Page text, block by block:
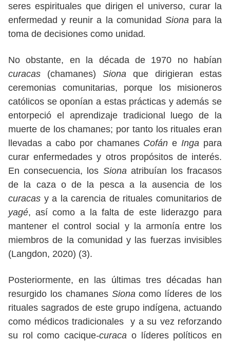
seres espirituales que dirigen el universo, curar la
enfermedad y reunir a la comunidad Siona para la
toma de decisiones como unidad.
No obstante, en la década de 1970 no habían
curacas (chamanes) Siona que dirigieran estas
ceremonias comunitarias, porque los misioneros
católicos se oponían a estas prácticas y además se
entorpeció el aprendizaje tradicional luego de la
muerte de los chamanes; por tanto los rituales eran
llevadas a cabo por chamanes Cofán e Inga para
curar enfermedades y otros propósitos de interés.
En consecuencia, los Siona atribuían los fracasos
de la caza o de la pesca a la ausencia de los
curacas y a la carencia de rituales comunitarios de
yagé, así como a la falta de este liderazgo para
mantener el control social y la armonía entre los
miembros de la comunidad y las fuerzas invisibles
(Langdon, 2020) (3).
Posteriormente, en las últimas tres décadas han
resurgido los chamanes Siona como líderes de los
rituales sagrados de este grupo indígena, actuando
como médicos tradicionales y a su vez reforzando
su rol como cacique-curaca o líderes políticos en